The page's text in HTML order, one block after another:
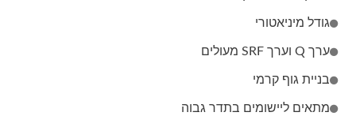
גודל מיניאטורי
ערך Q וערך SRF מעולים
בניית גוף קרמי
מתאים ליישומים בתדר גבוה